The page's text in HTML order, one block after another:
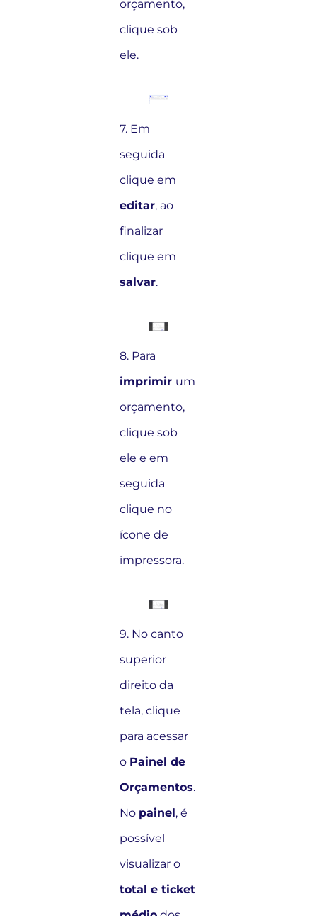
orçamento,
clique sob
ele.
7. Em
seguida
clique em
editar, ao
finalizar
clique em
salvar.
8. Para
imprimir um
orçamento,
clique sob
ele e em
seguida
clique no
ícone de
impressora.
9. No canto
superior
direito da
tela, clique
para acessar
o Painel de
Orçamentos.
No painel, é
possível
visualizar o
total e ticket